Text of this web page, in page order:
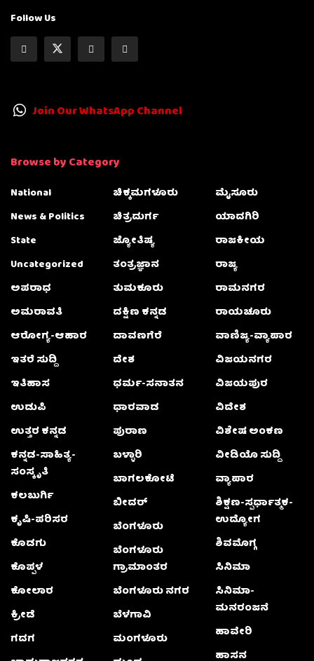
Follow Us
Join Our WhatsApp Channel
Browse by Category
National
News & Politics
State
Uncategorized
ಅಪರಾಧ
ಅಮರಾವತಿ
ಆರೋಗ್ಯ-ಆಹಾರ
ಇತರೆ ಸುದ್ದಿ
ಇತಿಹಾಸ
ಉಡುಪಿ
ಉತ್ತರ ಕನ್ನಡ
ಕನ್ನಡ-ಸಾಹಿತ್ಯ-
ಸಂಸ್ಕೃತಿ
ಕಲಬುರ್ಗಿ
ಕೃಷಿ-ಪರಿಸರ
ಕೊಡಗು
ಕೊಪ್ಪಳ
ಕೋಲಾರ
ಕ್ರೀಡೆ
ಗದಗ
ಚಿಕ್ಕಮಗಳೂರು
ಚಿತ್ರದುರ್ಗ
ಜ್ಯೋತಿಷ್ಯ
ತಂತ್ರಜ್ಞಾನ
ತುಮಕೂರು
ದಕ್ಷಿಣ ಕನ್ನಡ
ದಾವಣಗೆರೆ
ದೇಶ
ಧರ್ಮ-ಸನಾತನ
ಧಾರವಾಡ
ಪುರಾಣ
ಬಳ್ಳಾರಿ
ಬಾಗಲಕೋಟೆ
ಬೀದರ್
ಬೆಂಗಳೂರು
ಬೆಂಗಳೂರು
ಗ್ರಾಮಾಂತರ
ಬೆಂಗಳೂರು ನಗರ
ಬೆಳಗಾವಿ
ಮಂಗಳೂರು
ಮೈಸೂರು
ಯಾದಗಿರಿ
ರಾಜಕೀಯ
ರಾಜ್ಯ
ರಾಮನಗರ
ರಾಯಚೂರು
ವಾಣಿಜ್ಯ-ವ್ಯಾಪಾರ
ವಿಜಯನಗರ
ವಿಜಯಪುರ
ವಿದೇಶ
ವಿಶೇಷ ಅಂಕಣ
ವೀಡಿಯೊ ಸುದ್ದಿ
ವ್ಯಾಪಾರ
ಶಿಕ್ಷಣ-ಸ್ಪರ್ಧಾತ್ಮಕ-
ಉದ್ಯೋಗ
ಶಿವಮೊಗ್ಗ
ಸಿನಿಮಾ
ಸಿನಿಮಾ-
ಮನರಂಜನೆ
ಹಾವೇರಿ
ಹಾಸನ